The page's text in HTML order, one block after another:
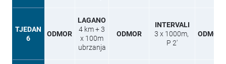
TJEDAN
6
ODMOR
LAGANO
4 km + 3
x 100m
ubrzanja
ODMOR
INTERVALI
3 x 1000m,
P 2′
ODMOR